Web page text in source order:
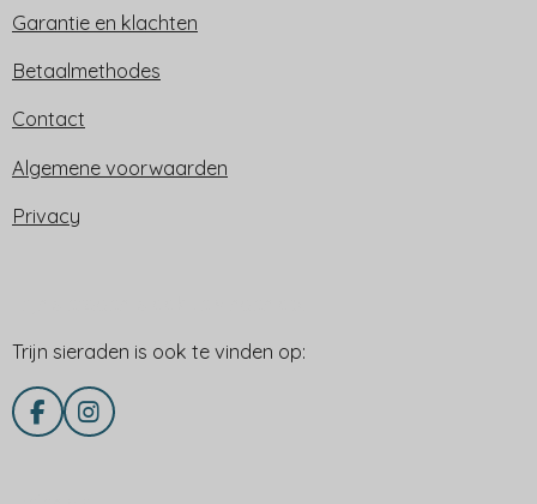
Garantie en klachten
Betaalmethodes
Contact
Algemene voorwaarden
Privacy
Trijn sieraden is ook te vinden op:
F
a
I
n